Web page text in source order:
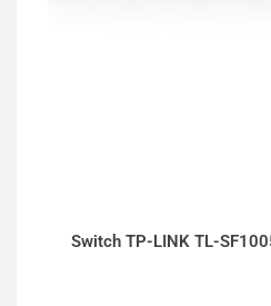
Switch TP-LINK TL-